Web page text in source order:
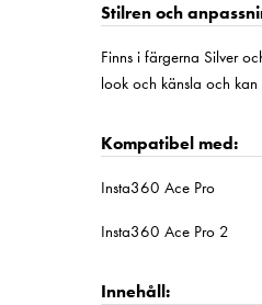
Stilren och
Finns i färgerna Silver
look och känsla och
Kompatibel med:
Insta360 Ace Pro
Insta360 Ace Pro 2
Innehåll: